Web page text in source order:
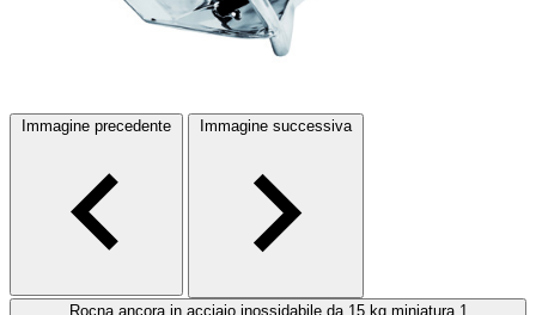
Immagine precedente Immagine successiva
Rocna ancora in acciaio inossidabile da 15 kg miniatura 1